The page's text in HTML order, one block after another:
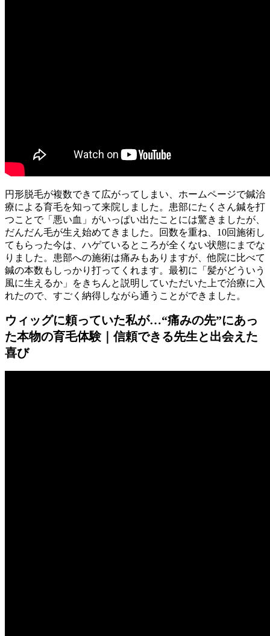
円形脱毛が複数できて広がってしまい、ホームページで鍼治
療による育毛を知って来院しました。患部にたくさん鍼を打
つことで「悪い血」がいっぱい出たことには驚きましたが、
だんだん毛が生え始めてきました。回数を重ね、10回施術し
てもらった今は、ハゲているところが全くない状態にまでな
りました。患部への施術は痛みもありますが、他院に比べて
鍼の本数もしっかり打ってくれます。最初に「髪がどういう
風に生えるか」をきちんと説明していただいた上で治療に入
れたので、すごく納得しながら通うことができました。
ウィッグに頼っていた私が…“痛みの先”にあっ
た本物の育毛体験｜信頼できる先生と出会えた
喜び